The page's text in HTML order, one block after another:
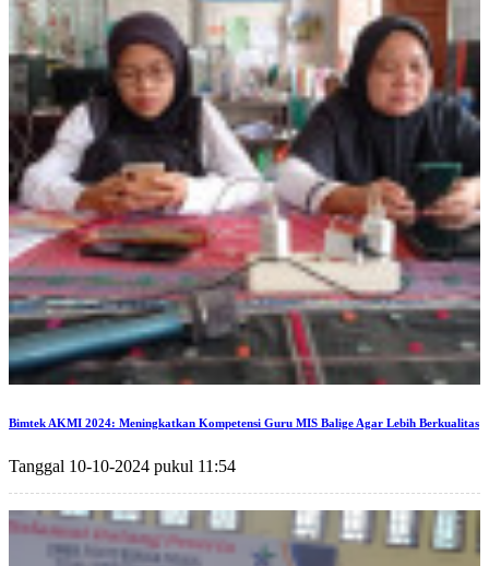
Bimtek AKMI 2024: Meningkatkan Kompetensi Guru MIS Balige Agar Lebih Berkualitas
Tanggal 10-10-2024 pukul 11:54